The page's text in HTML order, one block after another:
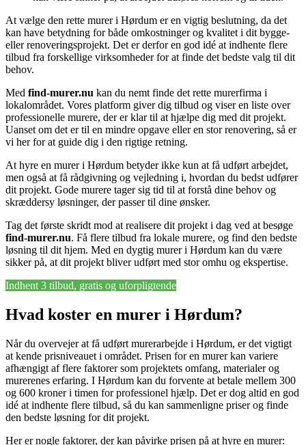
At vælge den rette murer i Hørdum er en vigtig beslutning, da det
kan have betydning for både omkostninger og kvalitet i dit bygge-
eller renoveringsprojekt. Det er derfor en god idé at indhente flere
tilbud fra forskellige virksomheder for at finde det bedste valg til dit
behov.
Med find-murer.nu kan du nemt finde det rette murerfirma i
lokalområdet. Vores platform giver dig tilbud og viser en liste over
professionelle murere, der er klar til at hjælpe dig med dit projekt.
Uanset om det er til en mindre opgave eller en stor renovering, så er
vi her for at guide dig i den rigtige retning.
At hyre en murer i Hørdum betyder ikke kun at få udført arbejdet,
men også at få rådgivning og vejledning i, hvordan du bedst udfører
dit projekt. Gode murere tager sig tid til at forstå dine behov og
skræddersy løsninger, der passer til dine ønsker.
Tag det første skridt mod at realisere dit projekt i dag ved at besøge
find-murer.nu. Få flere tilbud fra lokale murere, og find den bedste
løsning til dit hjem. Med en dygtig murer i Hørdum kan du være
sikker på, at dit projekt bliver udført med stor omhu og ekspertise.
Indhent 3 tilbud, gratis og uforpligtende
Hvad koster en murer i Hørdum?
Når du overvejer at få udført murerarbejde i Hørdum, er det vigtigt
at kende prisniveauet i området. Prisen for en murer kan variere
afhængigt af flere faktorer som projektets omfang, materialer og
murerenes erfaring. I Hørdum kan du forvente at betale mellem 300
og 600 kroner i timen for professionel hjælp. Det er dog altid en god
idé at indhente flere tilbud, så du kan sammenligne priser og finde
den bedste løsning for dit projekt.
Her er nogle faktorer, der kan påvirke prisen på at hyre en murer: